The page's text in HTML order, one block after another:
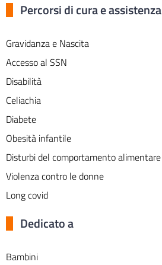
Percorsi di cura e assistenza
Gravidanza e Nascita
Accesso al SSN
Disabilità
Celiachia
Diabete
Obesità infantile
Disturbi del comportamento alimentare
Violenza contro le donne
Long covid
Dedicato a
Bambini